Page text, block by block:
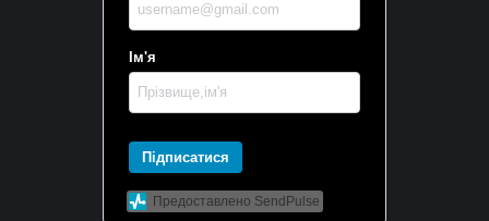
Ім'я
Підписатися
Предоставлено SendPulse